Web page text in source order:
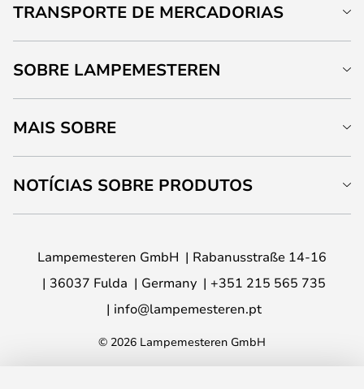
TRANSPORTE DE MERCADORIAS
SOBRE LAMPEMESTEREN
MAIS SOBRE
NOTÍCIAS SOBRE PRODUTOS
Lampemesteren GmbH
Rabanusstraße 14-16
36037 Fulda
Germany
+351 215 565 735
info@lampemesteren.pt
© 2026 Lampemesteren GmbH